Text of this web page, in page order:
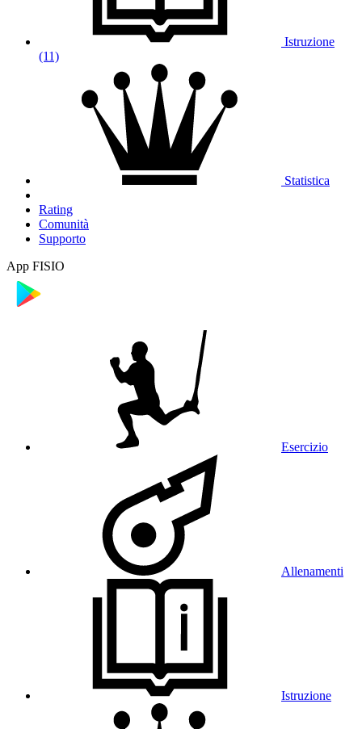
Istruzione
(11)
Statistica
Rating
Comunità
Supporto
App FISIO
Esercizio
Allenamenti
Istruzione